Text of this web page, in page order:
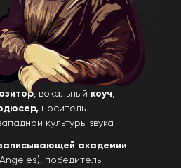
, вокальный коуч
носитель
культуры звука
академии
победитель